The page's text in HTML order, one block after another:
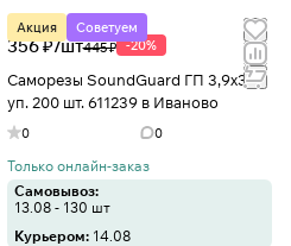
Акция Советуем
356 ₽/шт445 ₽ -20%
Саморезы SoundGuard ГП 3,9х30
уп. 200 шт. 611239 в Иваново
0 0
Только онлайн-заказ
Самовывоз:
13.08 - 130 шт
Курьером:14.08